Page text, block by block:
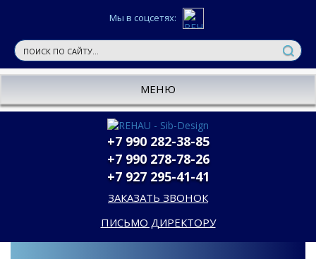
Мы в соцсетях:
МЕНЮ
+7 990 282-38-85
+7 990 278-78-26
+7 927 295-41-41
ЗАКАЗАТЬ ЗВОНОК
ПИСЬМО ДИРЕКТОРУ